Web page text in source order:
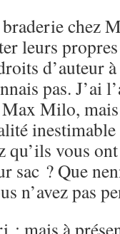
chez
leurs
d’auteur
pas. J’ai
Milo,
qu’ils vous
sac ? Que
n’avez pas
; mais à